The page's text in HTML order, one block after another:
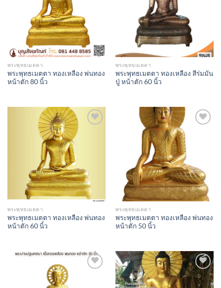
พระพุทธเมตตา
พระพุทธเมตตา ทองเหลือง พ่นทอง
หน้าตัก 80 นิ้ว
พระพุทธเมตตา
พระพุทธเมตตา ทองเหลือง สีร่มมัน
ปู่ หน้าตัก 60 นิ้ว
พระพุทธเมตตา
พระพุทธเมตตา ทองเหลือง พ่นทอง
หน้าตัก 60 นิ้ว
พระพุทธเมตตา
พระพุทธเมตตา ทองเหลือง พ่นทอง
หน้าตัก 50 นิ้ว
Add to
Wishlist